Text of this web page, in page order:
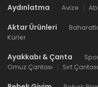
Aydınlatma Avize
Aktar Ürünleri
Kürler
Ayakkabı & Çanta
Omuz Çantası
Sırt Çantası